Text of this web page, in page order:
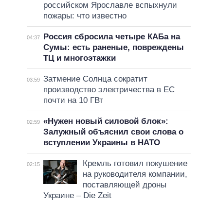
российском Ярославле вспыхнули
пожары: что известно
04:37
Россия сбросила четыре КАБа на
Сумы: есть раненые, повреждены
ТЦ и многоэтажки
03:59 Затмение Солнца сократит
производство электричества в ЕС
почти на 10 ГВт
02:59 «Нужен новый силовой блок»:
Залужный объяснил свои слова о
вступлении Украины в НАТО
02:15
Кремль готовил покушение
на руководителя компании,
поставляющей дроны
Украине – Die Zeit